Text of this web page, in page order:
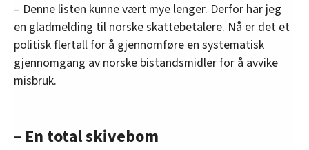
– Denne listen kunne vært mye lenger. Derfor har jeg
en gladmelding til norske skattebetalere. Nå er det et
politisk flertall for å gjennomføre en systematisk
gjennomgang av norske bistandsmidler for å avvike
misbruk.
– En total skivebom